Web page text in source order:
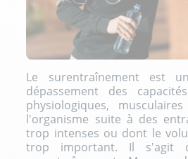
Le surentraînement est
dépassement des
physiologiques,
l'organisme suite à des
trop intenses ou dont le
trop important. Il s'agit